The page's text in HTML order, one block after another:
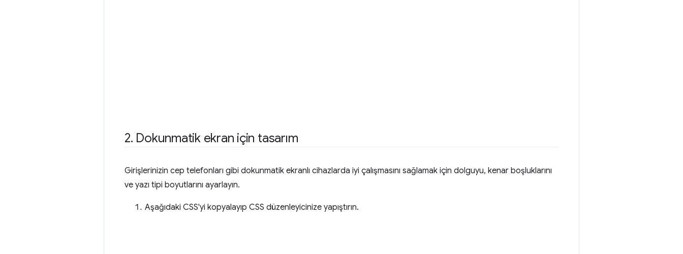
2. Dokunmatik ekran için tasarım
Girişlerinizin cep telefonları gibi dokunmatik ekranlı cihazlarda iyi çalışmasını sağlamak için dolguyu, kenar boşluklarını
ve yazı tipi boyutlarını ayarlayın.
Aşağıdaki CSS'yi kopyalayıp CSS düzenleyicinize yapıştırın.